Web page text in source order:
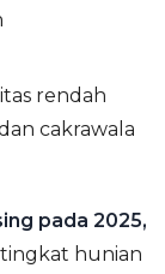
rendah
cakrawala
pada 2025,
hunian